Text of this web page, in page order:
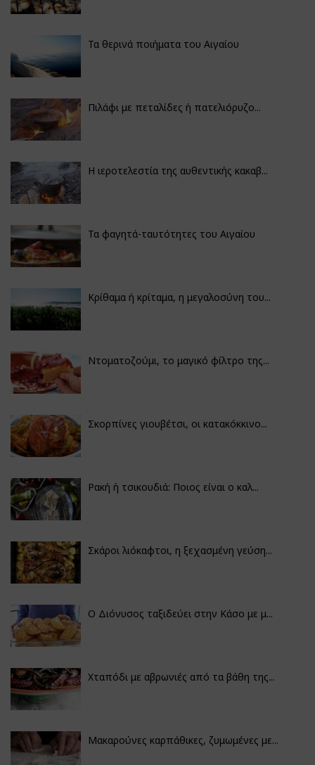
Τα θερινά ποιήματα του Αιγαίου
Πιλάφι με πεταλίδες ή πατελιόρυζο...
Η ιεροτελεστία της αυθεντικής κακαβ...
Τα φαγητά-ταυτότητες του Αιγαίου
Κρίθαμα ή κρίταμα, η μεγαλοσύνη του...
Ντοματοζούμι, το μαγικό φίλτρο της...
Σκορπίνες γιουβέτσι, οι κατακόκκινο...
Ρακή ή τσικουδιά: Ποιος είναι ο καλ...
Σκάροι λιόκαφτοι, η ξεχασμένη γεύση...
Ο Διόνυσος ταξιδεύει στην Κάσο με μ...
Χταπόδι με αβρωνιές από τα βάθη της...
Μακαρούνες καρπάθικες, ζυμωμένες με...